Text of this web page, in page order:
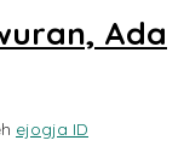
Ada
ejogja ID